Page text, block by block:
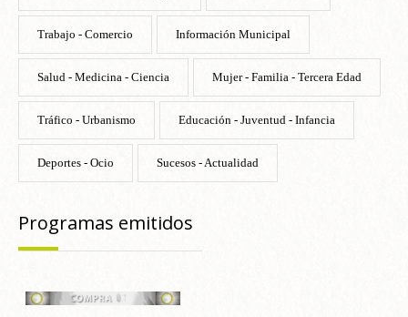
Trabajo - Comercio Información Municipal
Salud - Medicina - Ciencia Mujer - Familia - Tercera Edad
Tráfico - Urbanismo Educación - Juventud - Infancia
Deportes - Ocio Sucesos - Actualidad
Programas emitidos